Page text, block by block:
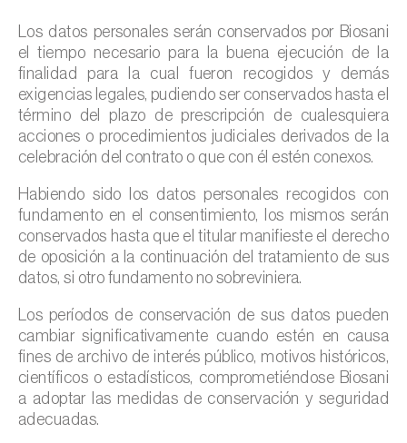
Los datos personales serán conservados por Biosani
el tiempo necesario para la buena ejecución de la
finalidad para la cual fueron recogidos y demás
exigencias legales, pudiendo ser conservados hasta el
término del plazo de prescripción de cualesquiera
acciones o procedimientos judiciales derivados de la
celebración del contrato o que con él estén conexos.
Habiendo sido los datos personales recogidos con
fundamento en el consentimiento, los mismos serán
conservados hasta que el titular manifieste el derecho
de oposición a la continuación del tratamiento de sus
datos, si otro fundamento no sobreviniera.
Los períodos de conservación de sus datos pueden
cambiar significativamente cuando estén en causa
fines de archivo de interés público, motivos históricos,
científicos o estadísticos, comprometiéndose Biosani
a adoptar las medidas de conservación y seguridad
adecuadas.